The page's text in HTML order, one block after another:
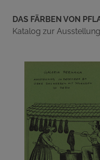
DAS FÄRBEN VON
Katalog zur